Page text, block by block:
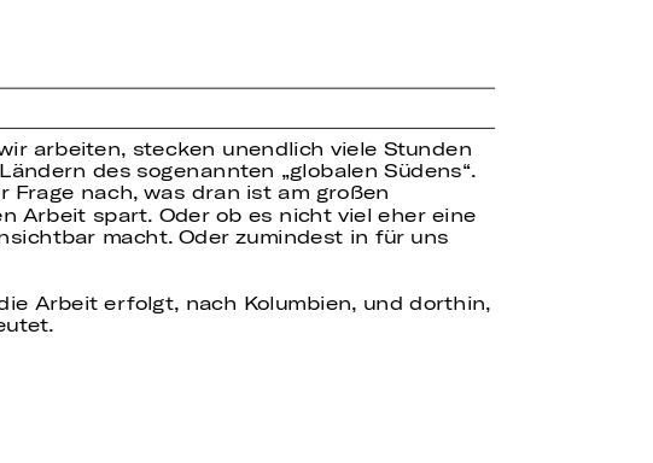
arbeiten, stecken unendlich viele Stunden
des sogenannten „globalen Südens“.
Frage nach, was dran ist am großen
Arbeit spart. Oder ob es nicht viel eher eine
macht. Oder zumindest in für uns
Arbeit erfolgt, nach Kolumbien, und dorthin,